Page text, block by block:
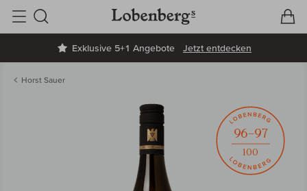
Exklusive 5+1 Angebote Jetzt entdecken
Suche
Horst Sauer
96–97
100